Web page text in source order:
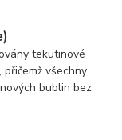
tekutinové
všechny
bublin bez